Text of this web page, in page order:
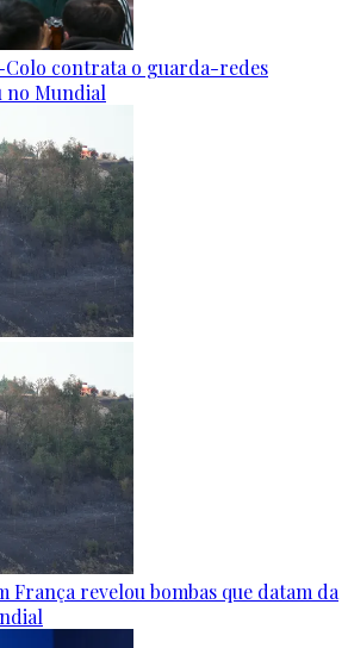
contrata o guarda-redes
no Mundial
França revelou bombas que datam da